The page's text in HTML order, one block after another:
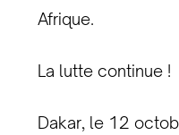
Afrique.
La lutte continue !
Dakar, le 12